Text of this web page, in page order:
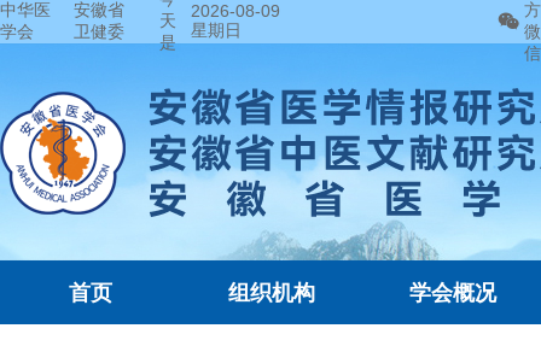
中华医
学会
安徽省
卫健委
天
是
2026-08-09
星期日
方
微
信
首页 组织机构 学会概况